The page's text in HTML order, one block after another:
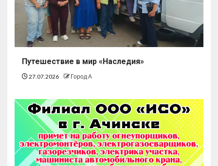
Путешествие в мир «Наследия»
27.07.2026 Город А